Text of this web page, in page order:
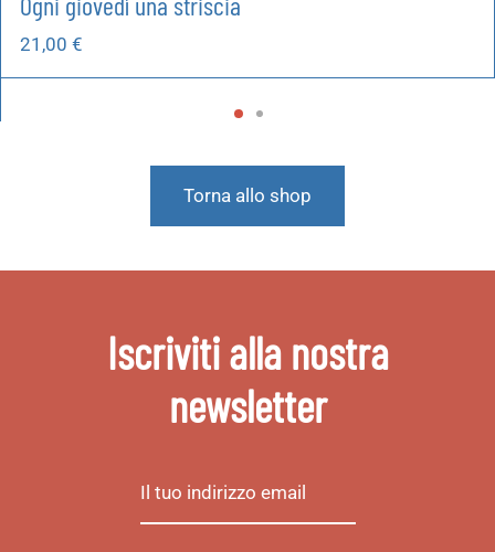
21,00 €
Torna allo shop
Iscriviti alla nostra
newsletter